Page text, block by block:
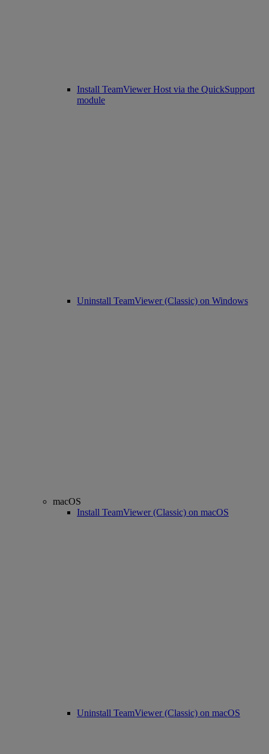
Install TeamViewer Host via the QuickSupport
module
Uninstall TeamViewer (Classic) on Windows
macOS
Install TeamViewer (Classic) on macOS
Uninstall TeamViewer (Classic) on macOS